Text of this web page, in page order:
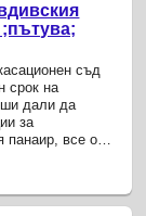
съд
срок на
дали да
за
панаир, все още
на финансите,